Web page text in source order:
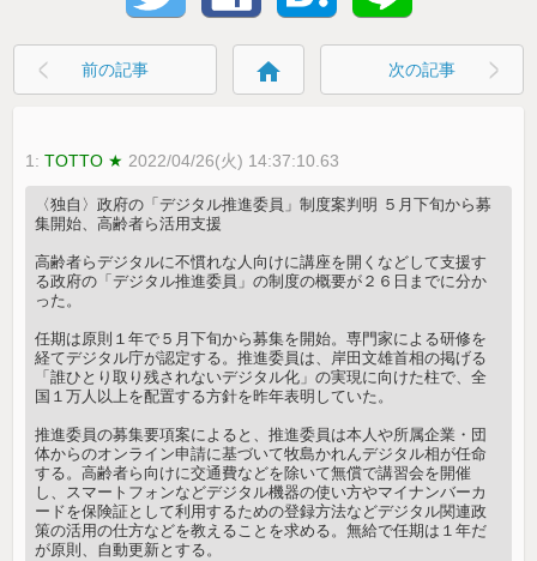
前の記事 home 次の記事
1:TOTTO ★ 2022/04/26(火) 14:37:10.63
〈独自〉政府の「デジタル推進委員」制度案判明 ５月下旬から募
集開始、高齢者ら活用支援
高齢者らデジタルに不慣れな人向けに講座を開くなどして支援す
る政府の「デジタル推進委員」の制度の概要が２６日までに分か
った。
任期は原則１年で５月下旬から募集を開始。専門家による研修を
経てデジタル庁が認定する。推進委員は、岸田文雄首相の掲げる
「誰ひとり取り残されないデジタル化」の実現に向けた柱で、全
国１万人以上を配置する方針を昨年表明していた。
推進委員の募集要項案によると、推進委員は本人や所属企業・団
体からのオンライン申請に基づいて牧島かれんデジタル相が任命
する。高齢者ら向けに交通費などを除いて無償で講習会を開催
し、スマートフォンなどデジタル機器の使い方やマイナンバーカ
ードを保険証として利用するための登録方法などデジタル関連政
策の活用の仕方などを教えることを求める。無給で任期は１年だ
が原則、自動更新とする。